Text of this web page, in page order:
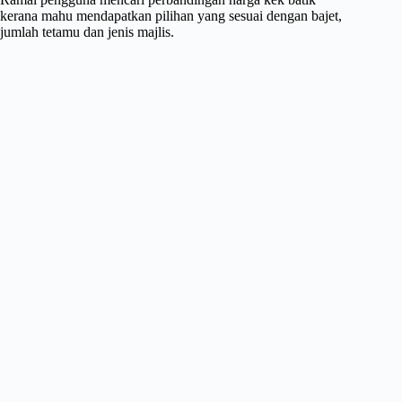
kerana mahu mendapatkan pilihan yang sesuai dengan bajet,
jumlah tetamu dan jenis majlis.